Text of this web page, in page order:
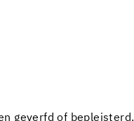
geverfd of bepleisterd.